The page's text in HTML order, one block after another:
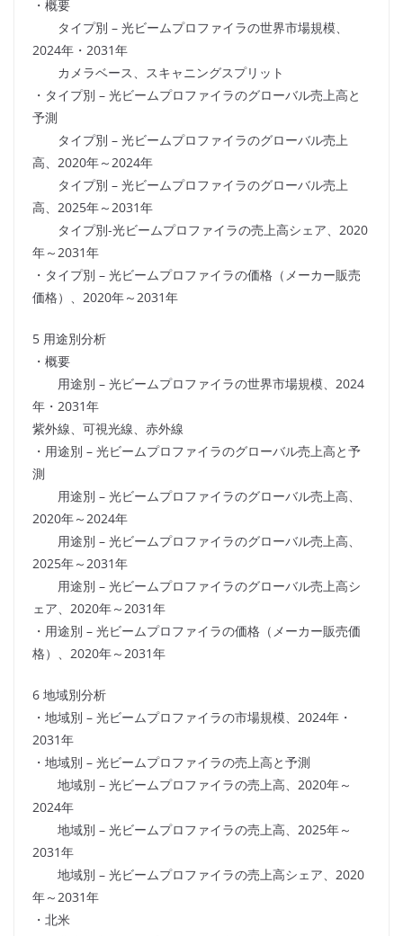
・概要
タイプ別 – 光ビームプロファイラの世界市場規模、
2024年・2031年
カメラベース、スキャニングスプリット
・タイプ別 – 光ビームプロファイラのグローバル売上高と
予測
タイプ別 – 光ビームプロファイラのグローバル売上
高、2020年～2024年
タイプ別 – 光ビームプロファイラのグローバル売上
高、2025年～2031年
タイプ別-光ビームプロファイラの売上高シェア、2020
年～2031年
・タイプ別 – 光ビームプロファイラの価格（メーカー販売
価格）、2020年～2031年
5 用途別分析
・概要
用途別 – 光ビームプロファイラの世界市場規模、2024
年・2031年
紫外線、可視光線、赤外線
・用途別 – 光ビームプロファイラのグローバル売上高と予
測
用途別 – 光ビームプロファイラのグローバル売上高、
2020年～2024年
用途別 – 光ビームプロファイラのグローバル売上高、
2025年～2031年
用途別 – 光ビームプロファイラのグローバル売上高シ
ェア、2020年～2031年
・用途別 – 光ビームプロファイラの価格（メーカー販売価
格）、2020年～2031年
6 地域別分析
・地域別 – 光ビームプロファイラの市場規模、2024年・
2031年
・地域別 – 光ビームプロファイラの売上高と予測
地域別 – 光ビームプロファイラの売上高、2020年～
2024年
地域別 – 光ビームプロファイラの売上高、2025年～
2031年
地域別 – 光ビームプロファイラの売上高シェア、2020
年～2031年
・北米